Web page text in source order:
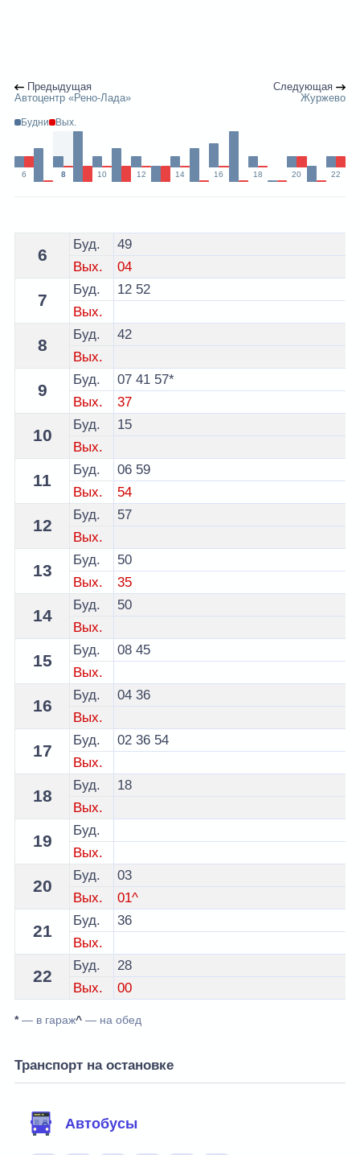
Предыдущая
Автоцентр «Рено-Лада»
Следующая
Журжево
Будни Вых.
6 8 10 12 14 16 18 20 22
Расписание 29 автобуса Витебск - остановка
6
Буд.
49
Вых.
04
7
Буд. 12 52
Вых.
8
Буд.
42
Вых.
9
Буд. 07 41 57*
Вых.
37
10
Буд.
15
Вых.
11
Буд. 06 59
Вых.
54
12
Буд.
57
Вых.
13
Буд.
50
Вых.
35
14
Буд.
50
Вых.
15
Буд. 08 45
Вых.
16
Буд. 04 36
Вых.
17
Буд. 02 36 54
Вых.
18
Буд.
18
Вых.
19
Буд.
Вых.
20
Буд.
03
Вых.
01^
21
Буд.
36
Вых.
22
Буд.
28
Вых.
00
*— в гараж^ — на обед
Транспорт на остановке
Автобусы